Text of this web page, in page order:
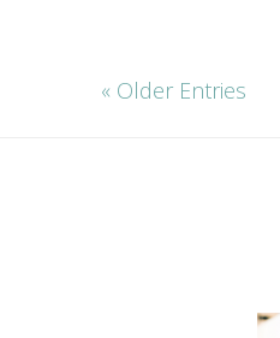
« Older Entries